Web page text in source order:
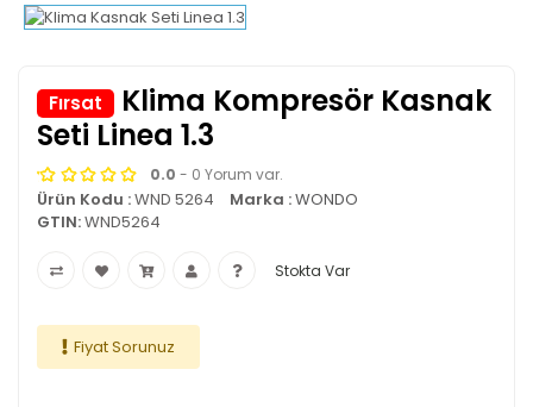
Fırsat
Klima Kompresör Kasnak
Seti Linea 1.3
0.0 - 0 Yorum var.
Ürün Kodu :WND 5264 Marka :WONDO
GTIN:WND5264
Stokta Var
Fiyat Sorunuz